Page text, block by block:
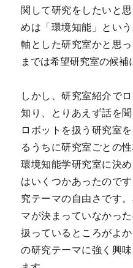
関して研究をしたいと
めは「環境知能」とい
軸とした研究室かと思
までは希望研究室の候補
しかし、研究室紹介で
知り、とりあえず話を
ロボットを扱う研究室
るうちに研究室ごとの
環境知能学研究室に決
はいくつかあったので
究テーマの自由さです
マが決まっていなかっ
扱っているところがよ
の研究テーマに強く興